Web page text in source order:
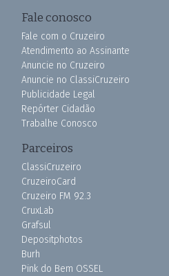
Fale conosco
Fale com o Cruzeiro
Atendimento ao Assinante
Anuncie no Cruzeiro
Anuncie no ClassiCruzeiro
Publicidade Legal
Repórter Cidadão
Trabalhe Conosco
Parceiros
ClassiCruzeiro
CruzeiroCard
Cruzeiro FM 92.3
CruxLab
Grafsul
Depositphotos
Burh
Pink do Bem OSSEL